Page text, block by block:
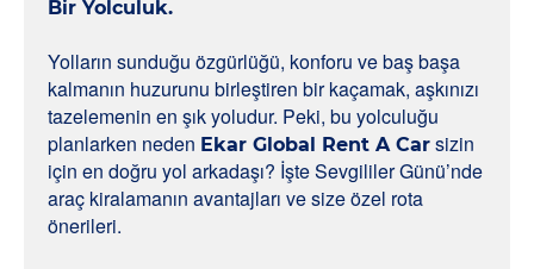
Bir Yolculuk.
Yolların sunduğu özgürlüğü, konforu ve baş başa
kalmanın huzurunu birleştiren bir kaçamak, aşkınızı
tazelemenin en şık yoludur. Peki, bu yolculuğu
planlarken neden Ekar Global Rent A Car sizin
için en doğru yol arkadaşı? İşte Sevgililer Günü’nde
araç kiralamanın avantajları ve size özel rota
önerileri.